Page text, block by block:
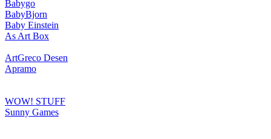
Babygo
BabyBjorn
Baby Einstein
As Art Box
ArtGreco Desen
Apramo
WOW! STUFF
Sunny Games